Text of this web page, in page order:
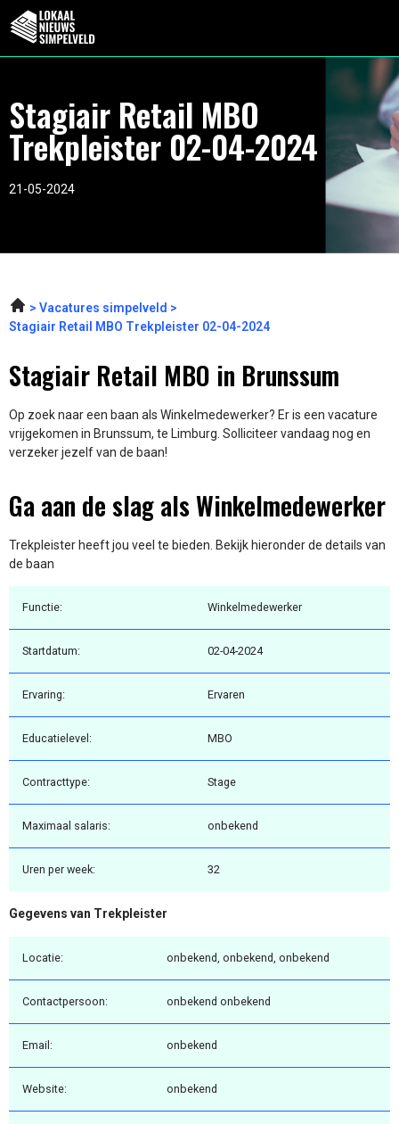
Stagiair Retail MBO
Trekpleister 02-04-2024
21-05-2024
Vacatures simpelveld
Stagiair Retail MBO Trekpleister 02-04-2024
Stagiair Retail MBO in Brunssum
Op zoek naar een baan als Winkelmedewerker? Er is een vacature
vrijgekomen in Brunssum, te Limburg. Solliciteer vandaag nog en
verzeker jezelf van de baan!
Ga aan de slag als Winkelmedewerker
Trekpleister heeft jou veel te bieden. Bekijk hieronder de details van
de baan
Functie: Winkelmedewerker
Startdatum: 02-04-2024
Ervaring: Ervaren
Educatielevel: MBO
Contracttype: Stage
Maximaal salaris: onbekend
Uren per week: 32
Gegevens van Trekpleister
Locatie: onbekend, onbekend, onbekend
Contactpersoon: onbekend onbekend
Email: onbekend
Website: onbekend